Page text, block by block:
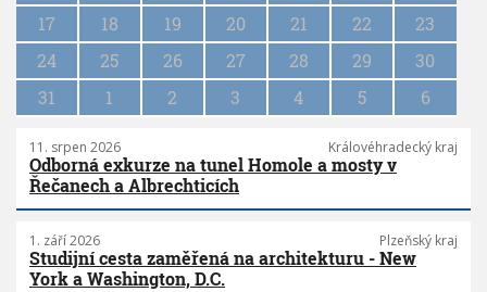
i
o
17
18 19 20 21 22
23
24
25 26 27 28 29
30
31
1 2 3 4 5 6
11. srpen 2026 Královéhradecký kraj
Odborná exkurze na tunel Homole a mosty v
Řečanech a Albrechticích
1. září 2026 Plzeňský kraj
Studijní cesta zaměřená na architekturu - New
York a Washington, D.C.